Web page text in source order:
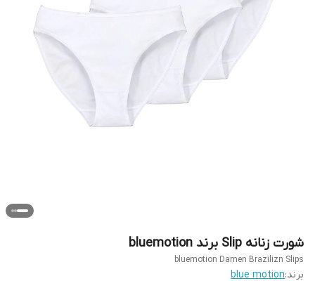
شورت زنانه Slip برند bluemotion
bluemotion Damen Brazilizn Slips
برند:blue motion